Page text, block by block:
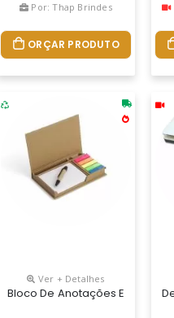
Por: Thap Brindes
ORÇAR PRODUTO
Com Suporte Para
Ver + Detalhes
Bloco De Anotações